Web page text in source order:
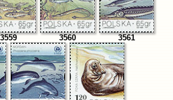
3559 3560 3561